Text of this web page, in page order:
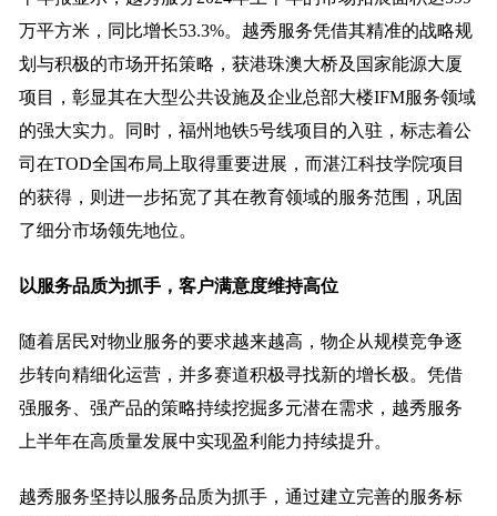
万平方米，同比增长53.3%。越秀服务凭借其精准的战略规
划与积极的市场开拓策略，获港珠澳大桥及国家能源大厦
项目，彰显其在大型公共设施及企业总部大楼IFM服务领域
的强大实力。同时，福州地铁5号线项目的入驻，标志着公
司在TOD全国布局上取得重要进展，而湛江科技学院项目
的获得，则进一步拓宽了其在教育领域的服务范围，巩固
了细分市场领先地位。
以服务品质为抓手，客户满意度维持高位
随着居民对物业服务的要求越来越高，物企从规模竞争逐
步转向精细化运营，并多赛道积极寻找新的增长极。凭借
强服务、强产品的策略持续挖掘多元潜在需求，越秀服务
上半年在高质量发展中实现盈利能力持续提升。
越秀服务坚持以服务品质为抓手，通过建立完善的服务标